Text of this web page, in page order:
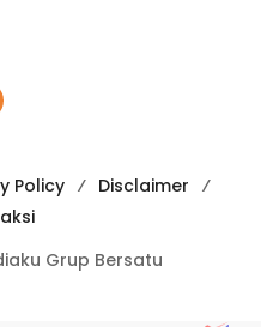
Policy
Disclaimer
Grup Bersatu